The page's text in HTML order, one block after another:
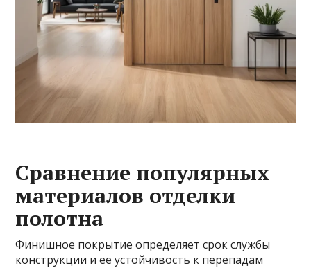
Сравнение популярных
материалов отделки
полотна
Финишное покрытие определяет срок службы
конструкции и ее устойчивость к перепадам